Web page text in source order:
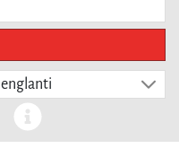
englanti